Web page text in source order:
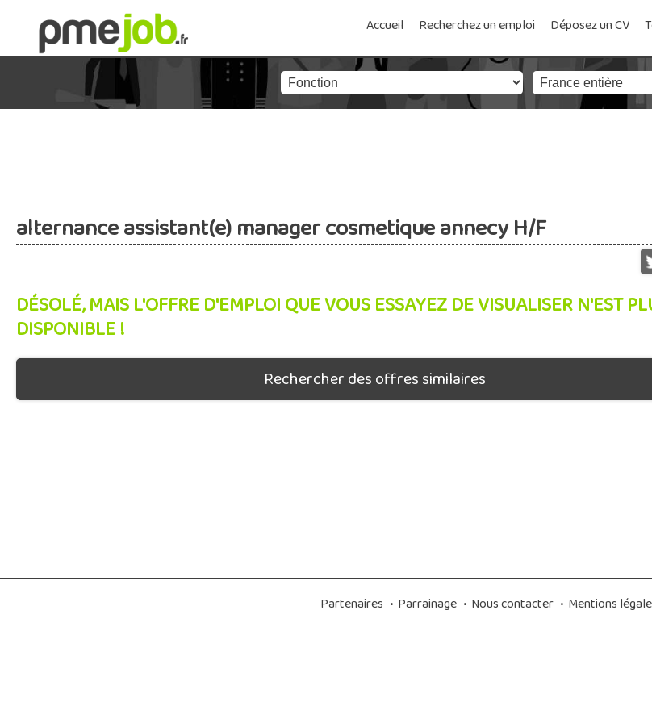
Accueil Recherchez un emploi Déposez un CV
alternance assistant(e) manager cosmetique annecy H/F
DÉSOLÉ, MAIS L'OFFRE D'EMPLOI QUE VOUS ESSAYEZ DE VISUALISER N'EST
DISPONIBLE !
Rechercher des offres similaires
Partenaires • Parrainage • Nous contacter • Mentions